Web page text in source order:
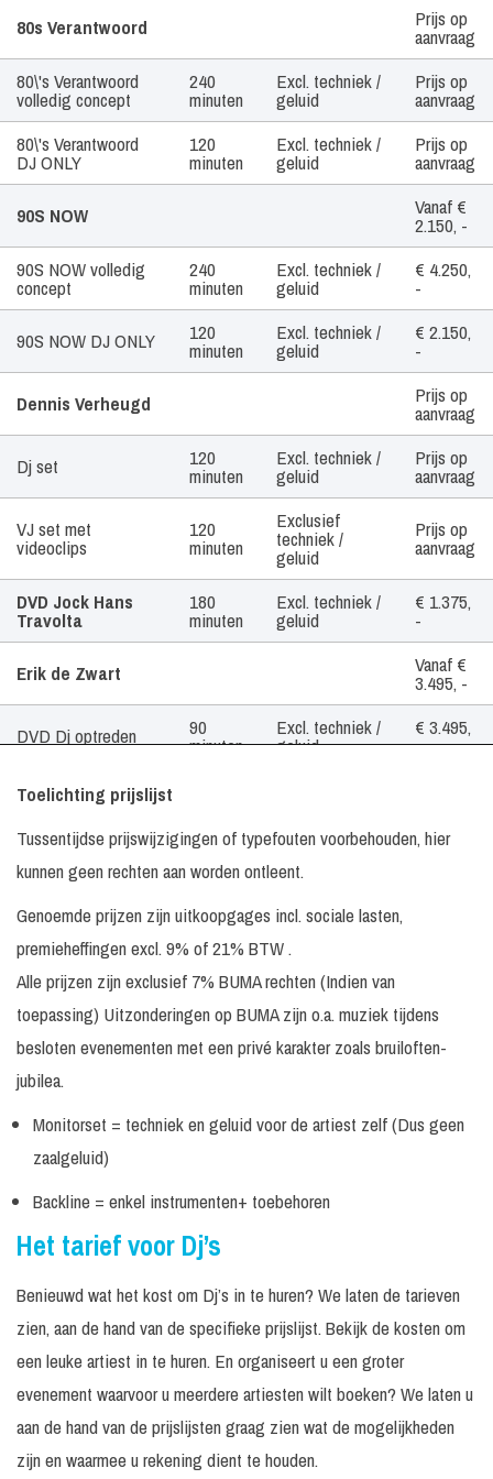
Boekingsvorm
Prijs
80s Verantwoord Prijs op
aanvraag
80\'s Verantwoord
volledig concept
240
minuten
Excl. techniek /
geluid
Prijs op
aanvraag
80\'s Verantwoord
DJ ONLY
120
minuten
Excl. techniek /
geluid
Prijs op
aanvraag
90S NOW Vanaf €
2.150, -
90S NOW volledig
concept
240
minuten
Excl. techniek /
geluid
€ 4.250,
-
90S NOW DJ ONLY 120
minuten
Excl. techniek /
geluid
€ 2.150,
-
Dennis Verheugd Prijs op
aanvraag
Dj set 120
minuten
Excl. techniek /
geluid
Prijs op
aanvraag
VJ set met
videoclips
120
minuten
Exclusief
techniek /
geluid
Prijs op
aanvraag
DVD Jock Hans
Travolta
180
minuten
Excl. techniek /
geluid
€ 1.375,
-
Erik de Zwart Vanaf €
3.495, -
DVD Dj optreden 90
minuten
Excl. techniek /
geluid
€ 3.495,
-
Presentator
Mr. Marvin Prijs op
Allround Dj 240
minuten
Excl. techniek /
Video Dj 240
minuten
Incl.
videobooth
Only 10s Prijs op
aanvraag
concept minuten techniek/geluid aanvraag
Only 10s DJ ONLY
Tabass-Co In
overleg
Toelichting prijslijst
Tussentijdse prijswijzigingen of typefouten voorbehouden, hier
kunnen geen rechten aan worden ontleent.
Genoemde prijzen zijn uitkoopgages incl. sociale lasten,
premieheffingen excl. 9% of 21% BTW .
Alle prijzen zijn exclusief 7% BUMA rechten (Indien van
toepassing) Uitzonderingen op BUMA zijn o.a. muziek tijdens
besloten evenementen met een privé karakter zoals bruiloften-
jubilea.
Monitorset = techniek en geluid voor de artiest zelf (Dus geen
zaalgeluid)
Backline = enkel instrumenten+ toebehoren
Het tarief voor Dj’s
Benieuwd wat het kost om Dj’s in te huren? We laten de tarieven
zien, aan de hand van de specifieke prijslijst. Bekijk de kosten om
een leuke artiest in te huren. En organiseert u een groter
evenement waarvoor u meerdere artiesten wilt boeken? We laten u
aan de hand van de prijslijsten graag zien wat de mogelijkheden
zijn en waarmee u rekening dient te houden.